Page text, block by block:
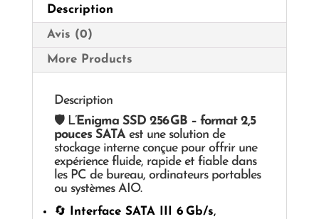
Description
Avis (0)
More Products
Description
🛡️ L’Enigma SSD 256 GB – format 2,5
pouces SATAest une solution de
stockage interne conçue pour offrir une
expérience fluide, rapide et fiable dans
les PC de bureau, ordinateurs portables
ou systèmes AIO.
🔄 Interface SATA III 6 Gb/s,